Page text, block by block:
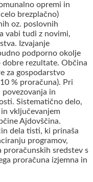
opremi in
brezplačno)
oz. poslovnih
vabi tudi z novimi,
Izvajanje
podporno okolje
dobre rezultate. Občina
za gospodarstvo
% proračuna). Pri
in
Sistematično delo,
vključevanjem
Ajdovščina.
dela tisti, ki prinaša
programov,
sredstev s
proračuna izjemna in